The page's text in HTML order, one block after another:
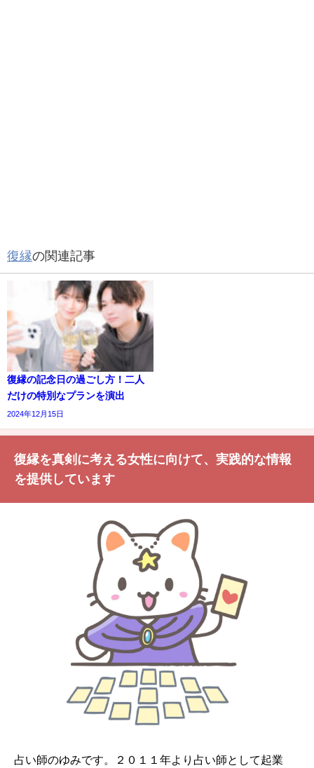
復縁の関連記事
復縁の記念日の過ごし方！二人
だけの特別なプランを演出
2024年12月15日
復縁を真剣に考える女性に向けて、実践的な情報
を提供しています
占い師のゆみです。２０１１年より占い師として起業